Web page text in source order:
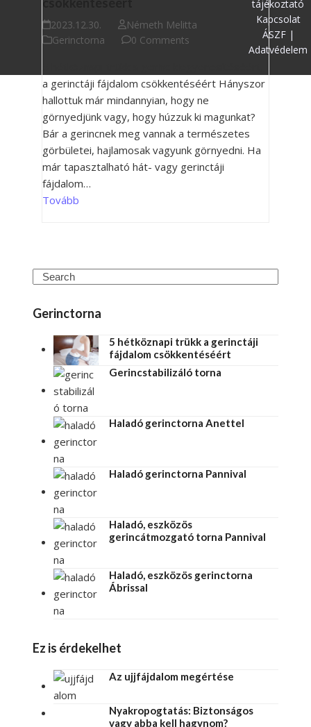
2023.12.30.
Németh Melitta
Gerinctorna
0 Comments
a gerinctáji fájdalom csökkentéséért Hányszor
hallottuk már mindannyian, hogy ne
görnyedjünk vagy, hogy húzzuk ki magunkat?
Bár a gerincnek meg vannak a természetes
görbületei, hajlamosak vagyunk görnyedni. Ha
már tapasztalható hát- vagy gerinctáji
fájdalom…
Tovább
Gerinctorna
5 hétköznapi trükk a gerinctáji
fájdalom csökkentéséért
Gerincstabilizáló torna
Haladó gerinctorna Anettel
Haladó gerinctorna Pannival
Haladó, eszközös
gerincátmozgató torna Pannival
Haladó, eszközös gerinctorna
Ábrissal
Ez is érdekelhet
Az ujjfájdalom megértése
Nyakropogtatás: Biztonságos
vagy abba kell hagynom?
tájékoztató
Kapcsolat
ÁSZF |
Adatvédelem